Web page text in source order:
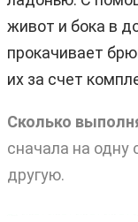
живот и бока в
прокачивает
их за счет
Сколько
сначала на одну
другую.